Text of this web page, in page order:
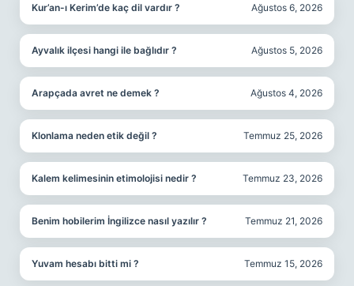
Kur’an-ı Kerim’de kaç dil vardır ? Ağustos 6, 2026
Ayvalık ilçesi hangi ile bağlıdır ? Ağustos 5, 2026
Arapçada avret ne demek ? Ağustos 4, 2026
Klonlama neden etik değil ? Temmuz 25, 2026
Kalem kelimesinin etimolojisi nedir ? Temmuz 23, 2026
Benim hobilerim İngilizce nasıl yazılır ? Temmuz 21, 2026
Yuvam hesabı bitti mi ? Temmuz 15, 2026